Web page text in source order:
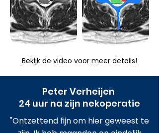
Bekijk de video voor meer details!
Peter Verheijen
24 uur na zijn nekoperatie
"Ontzettend fijn om hier geweest te